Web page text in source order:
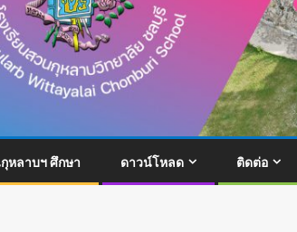
หลาบฯ ศึกษา ดาวน์โหลด ติดต่อ